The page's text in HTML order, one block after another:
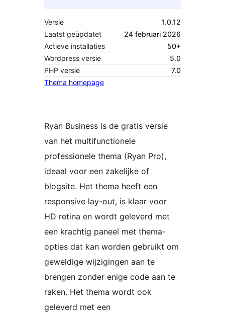
Versie
1.0.12
Laatst geüpdatet
24 februari 2026
Actieve installaties
50+
Wordpress versie
5.0
PHP versie
7.0
Thema homepage
Ryan Business is de gratis versie
van het multifunctionele
professionele thema (Ryan Pro),
ideaal voor een zakelijke of
blogsite. Het thema heeft een
responsive lay-out, is klaar voor
HD retina en wordt geleverd met
een krachtig paneel met thema-
opties dat kan worden gebruikt om
geweldige wijzigingen aan te
brengen zonder enige code aan te
raken. Het thema wordt ook
geleverd met een